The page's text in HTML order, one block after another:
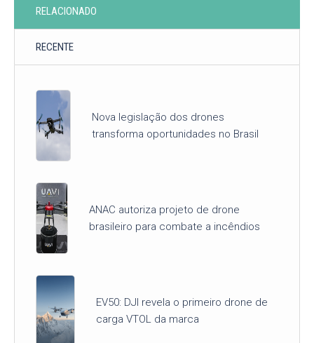
RELACIONADO
RECENTE
Nova legislação dos drones
transforma oportunidades no Brasil
ANAC autoriza projeto de drone
brasileiro para combate a incêndios
EV50: DJI revela o primeiro drone de
carga VTOL da marca